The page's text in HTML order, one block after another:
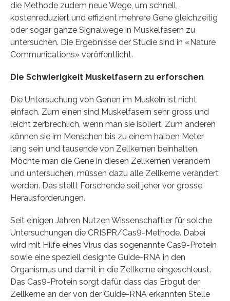
die Methode zudem neue Wege, um schnell,
kostenreduziert und effizient mehrere Gene gleichzeitig
oder sogar ganze Signalwege in Muskelfasern zu
untersuchen. Die Ergebnisse der Studie sind in «Nature
Communications» veröffentlicht.
Die Schwierigkeit Muskelfasern zu erforschen
Die Untersuchung von Genen im Muskeln ist nicht
einfach. Zum einen sind Muskelfasern sehr gross und
leicht zerbrechlich, wenn man sie isoliert. Zum anderen
können sie im Menschen bis zu einem halben Meter
lang sein und tausende von Zellkernen beinhalten.
Möchte man die Gene in diesen Zellkernen verändern
und untersuchen, müssen dazu alle Zellkerne verändert
werden. Das stellt Forschende seit jeher vor grosse
Herausforderungen.
Seit einigen Jahren Nutzen Wissenschaftler für solche
Untersuchungen die CRISPR/Cas9-Methode. Dabei
wird mit Hilfe eines Virus das sogenannte Cas9-Protein
sowie eine speziell designte Guide-RNA in den
Organismus und damit in die Zellkerne eingeschleust.
Das Cas9-Protein sorgt dafür, dass das Erbgut der
Zellkerne an der von der Guide-RNA erkannten Stelle